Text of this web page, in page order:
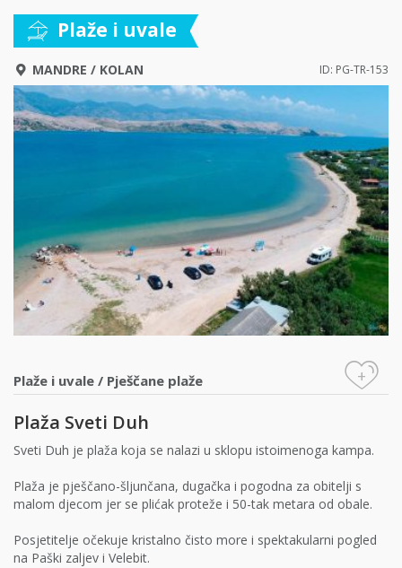
Plaže i uvale
MANDRE / KOLAN ID: PG-TR-153
Plaže i uvale / Pješčane plaže +
Plaža Sveti Duh
Sveti Duh je plaža koja se nalazi u sklopu istoimenoga kampa.
Plaža je pješčano-šljunčana, dugačka i pogodna za obitelji s
malom djecom jer se plićak proteže i 50-tak metara od obale.
Posjetitelje očekuje kristalno čisto more i spektakularni pogled
na Paški zaljev i Velebit.